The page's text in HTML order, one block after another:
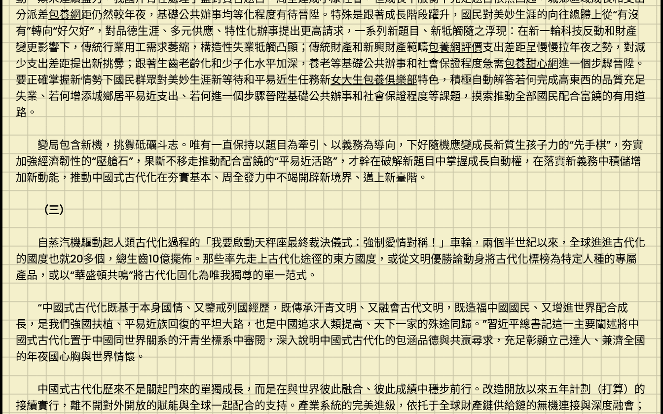
分派差包養網距仍然較年夜，基礎公共辦事均等化程度有待晉陞。特殊是跟著成長階段躍升，國民對美妙生涯的向往總體上從“有沒
有”轉向“好欠好”，對品德生涯、多元供應、特性化辦事提出更高請求，一系列新題目、新牴觸隨之浮現：在新一輪科技反動和財產
變更影響下，傳統行業用工需求萎縮，構造性失業牴觸凸顯；傳統財產和新興財產範疇包養網評價支出差距呈慢慢拉年夜之勢，對減
少支出差距提出新挑釁；跟著生齒老齡化和少子化水平加深，養老等基礎公共辦事和社會保證程度急需包養甜心網進一個步驟晉陞。
要正確掌握新情勢下國民群眾對美妙生涯新等待和平易近生任務新女大生包養俱樂部特色，積極自動解答若何完成高東西的品質充足
失業、若何增添城鄉居平易近支出、若何進一個步驟晉陞基礎公共辦事和社會保證程度等課題，摸索推動全部國民配合富饒的有用道
路。
變局包含新機，挑釁砥礪斗志。唯有一直保持以題目為牽引、以義務為導向，下好隨機應變成長新質生孩子力的“先手棋”，夯實
加強經濟韌性的“壓艙石”，果斷不移走推動配合富饒的“平易近活路”，才幹在破解新題目中掌握成長自動權，在落實新義務中積儲增
加新動能，推動中國式古代化在夯實基本、周全發力中不竭開辟新境界、邁上新臺階。
（三）
自蒸汽機驅動起人類古代化過程的「我要啟動天秤座最終裁決儀式：強制愛情對稱！」車輪，兩個半世紀以來，全球進進古代化
的國度也就20多個，總生齒10億擺佈。那些率先走上古代化途徑的東方國度，或從文明優勝論動身將古代化標榜為特定人種的專屬
產品，或以“華盛頓共鳴”將古代化固化為唯我獨尊的單一范式。
“中國式古代化既基于本身國情、又鑒戒列國經歷，既傳承汗青文明、又融會古代文明，既造福中國國民、又增進世界配合成
長，是我們強國扶植、平易近族回復的平坦大路，也是中國追求人類提高、天下一家的殊途同歸。”習近平總書記這一主要闡述將中
國式古代化置于中國同世界關系的汗青坐標系中審閱，深入說明中國式古代化的包涵品德與共贏尋求，充足彰顯立己達人、兼濟全國
的年夜國心胸與世界情懷。
中國式古代化歷來不是關起門來的單獨成長，而是在與世界彼此融合、彼此成績中穩步前行。改造開放以來五年計劃（打算）的
接續實行，離不開對外開放的賦能與全球一起配合的支持。產業系統的完美進級，依托于全球財產鏈供給鏈的無機連接與深度融會；